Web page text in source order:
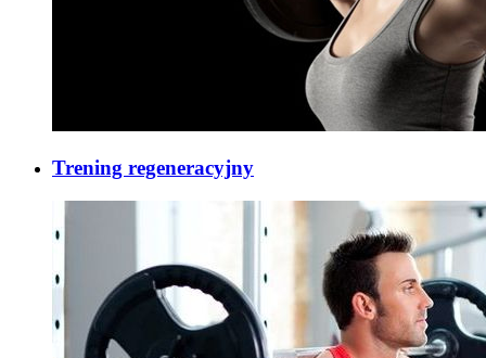
Trening regeneracyjny